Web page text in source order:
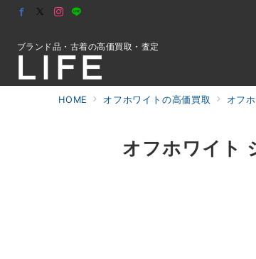
ブランド品・古着の高価買取・査定
HOME オフホワイトの高価買取 オフ
オフホワイト